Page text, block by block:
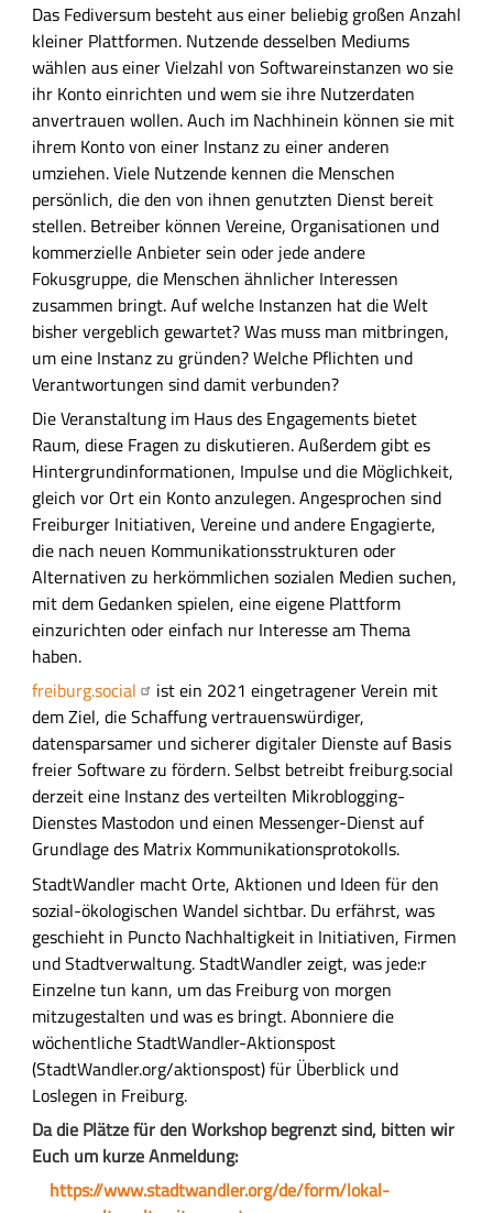
c
h
r
e
i
b
u
n
g
Das Fediversum besteht aus einer beliebig großen Anzahl
kleiner Plattformen. Nutzende desselben Mediums
wählen aus einer Vielzahl von Softwareinstanzen wo sie
ihr Konto einrichten und wem sie ihre Nutzerdaten
anvertrauen wollen. Auch im Nachhinein können sie mit
ihrem Konto von einer Instanz zu einer anderen
umziehen. Viele Nutzende kennen die Menschen
persönlich, die den von ihnen genutzten Dienst bereit
stellen. Betreiber können Vereine, Organisationen und
kommerzielle Anbieter sein oder jede andere
Fokusgruppe, die Menschen ähnlicher Interessen
zusammen bringt. Auf welche Instanzen hat die Welt
bisher vergeblich gewartet? Was muss man mitbringen,
um eine Instanz zu gründen? Welche Pflichten und
Verantwortungen sind damit verbunden?
Die Veranstaltung im Haus des Engagements bietet
Raum, diese Fragen zu diskutieren. Außerdem gibt es
Hintergrundinformationen, Impulse und die Möglichkeit,
gleich vor Ort ein Konto anzulegen. Angesprochen sind
Freiburger Initiativen, Vereine und andere Engagierte,
die nach neuen Kommunikationsstrukturen oder
Alternativen zu herkömmlichen sozialen Medien suchen,
mit dem Gedanken spielen, eine eigene Plattform
einzurichten oder einfach nur Interesse am Thema
haben.
freiburg.social
ist ein 2021 eingetragener Verein mit
dem Ziel, die Schaffung vertrauenswürdiger,
datensparsamer und sicherer digitaler Dienste auf Basis
freier Software zu fördern. Selbst betreibt freiburg.social
derzeit eine Instanz des verteilten Mikroblogging-
Dienstes Mastodon und einen Messenger-Dienst auf
Grundlage des Matrix Kommunikationsprotokolls.
StadtWandler macht Orte, Aktionen und Ideen für den
sozial-ökologischen Wandel sichtbar. Du erfährst, was
geschieht in Puncto Nachhaltigkeit in Initiativen, Firmen
und Stadtverwaltung. StadtWandler zeigt, was jede:r
Einzelne tun kann, um das Freiburg von morgen
mitzugestalten und was es bringt. Abonniere die
wöchentliche StadtWandler-Aktionspost
(StadtWandler.org/aktionspost) für Überblick und
Loslegen in Freiburg.
Da die Plätze für den Workshop begrenzt sind, bitten wir
Euch um kurze Anmeldung:
https://www.stadtwandler.org/de/form/lokal-